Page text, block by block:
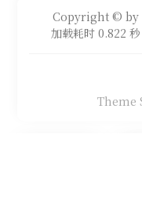
Copyright © by
加载耗时 0.822
Theme